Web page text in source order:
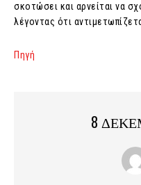
σκοτώσει και αρνείται να
λέγοντας ότι
Πηγή
8